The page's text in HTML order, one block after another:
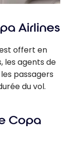
Airlines
offert en
les agents de
passagers
du vol.
Copa